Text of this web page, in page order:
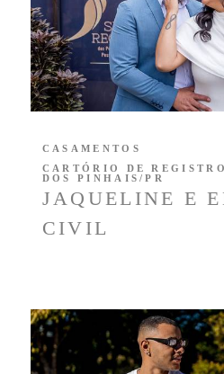
JAQUELINE E
CIVIL
CASAMENTOS
CARTÓRIO DE
DOS PINHAIS/PR